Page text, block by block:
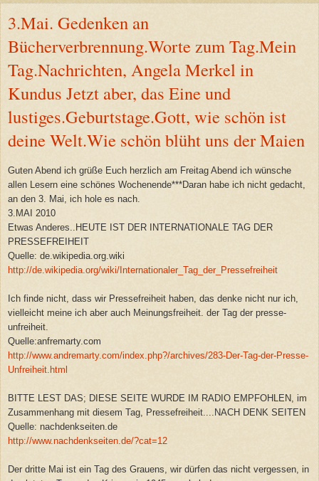
3.Mai. Gedenken an
Bücherverbrennung.Worte zum Tag.Mein
Tag.Nachrichten, Angela Merkel in
Kundus Jetzt aber, das Eine und
lustiges.Geburtstage.Gott, wie schön ist
deine Welt.Wie schön blüht uns der Maien
Guten Abend ich grüße Euch herzlich am Freitag Abend ich wünsche
allen Lesern eine schönes Wochenende***Daran habe ich nicht gedacht,
an den 3. Mai, ich hole es nach.
3.MAI 2010
Etwas Anderes..HEUTE IST DER INTERNATIONALE TAG DER
PRESSEFREIHEIT
Quelle: de.wikipedia.org.wiki
http://de.wikipedia.org/wiki/Internationaler_Tag_der_Pressefreiheit
Ich finde nicht, dass wir Pressefreiheit haben, das denke nicht nur ich,
vielleicht meine ich aber auch Meinungsfreiheit. der Tag der presse-
unfreiheit.
Quelle:anfremarty.com
http://www.andremarty.com/index.php?/archives/283-Der-Tag-der-Presse-
Unfreiheit.html
BITTE LEST DAS; DIESE SEITE WURDE IM RADIO EMPFOHLEN, im
Zusammenhang mit diesem Tag, Pressefreiheit....NACH DENK SEITEN
Quelle: nachdenkseiten.de
http://www.nachdenkseiten.de/?cat=12
Der dritte Mai ist ein Tag des Grauens, wir dürfen das nicht vergessen, in